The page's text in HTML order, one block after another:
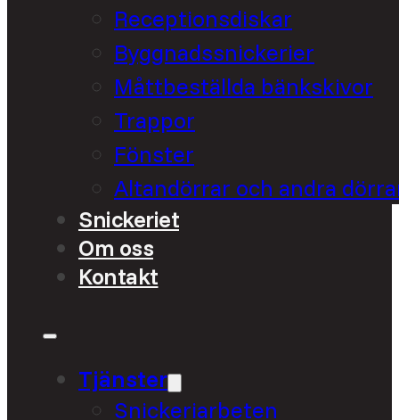
Receptionsdiskar
Byggnadssnickerier
Måttbeställda bänkskivor
Trappor
Fönster
Altandörrar och andra
Snickeriet
Om oss
Kontakt
Tjänster
Snickeriarbeten